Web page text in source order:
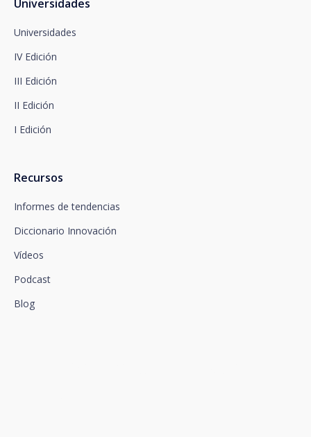
Universidades
Universidades
IV Edición
III Edición
II Edición
I Edición
Recursos
Informes de tendencias
Diccionario Innovación
Vídeos
Podcast
Blog
reclamación ante la Autoridad de Control
Dispone de información completa sobre protección
apartado de Política de Privacidad, que le
aconsejamos consulte.